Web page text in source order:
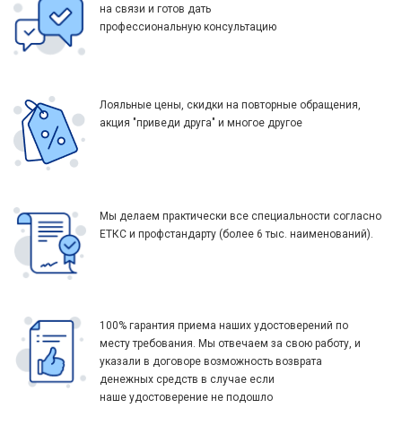
на связи и готов дать
профессиональную консультацию
Лояльные цены, скидки на повторные обращения,
акция "приведи друга" и многое другое
Мы делаем практически все специальности согласно
ЕТКС и профстандарту (более 6 тыс. наименований).
100% гарантия приема наших удостоверений по
месту требования. Мы отвечаем за свою работу, и
указали в договоре возможность возврата
денежных средств в случае если
наше удостоверение не подошло